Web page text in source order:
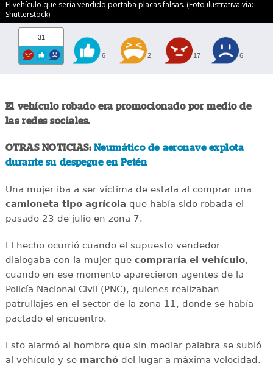
El vehículo que sería vendido portaba placas falsas. (Foto ilustrativa vía:
Shutterstock)
31
6 2 17 6
El vehículo robado era promocionado por medio de
las redes sociales.
OTRAS NOTICIAS:Neumático de aeronave explota
durante su despegue en Petén
Una mujer iba a ser víctima de estafa al comprar una
camioneta tipo agrícola que había sido robada el
pasado 23 de julio en zona 7.
El hecho ocurrió cuando el supuesto vendedor
dialogaba con la mujer quecompraría el vehículo,
cuando en ese momento aparecieron agentes de la
Policía Nacional Civil (PNC), quienes realizaban
patrullajes en el sector de la zona 11, donde se había
pactado el encuentro.
Esto alarmó al hombre que sin mediar palabra se subió
al vehículo y se marchódel lugar a máxima velocidad.